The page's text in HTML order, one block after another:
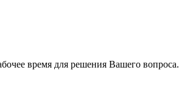
время для решения Вашего вопроса.